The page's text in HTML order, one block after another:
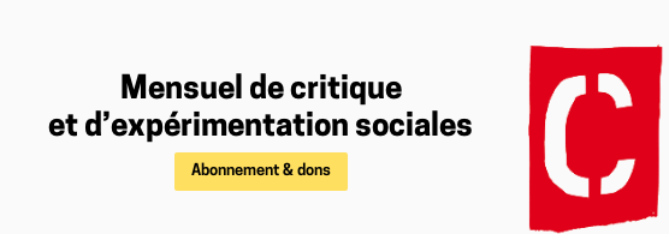
Mensuel de critique
et d’expérimentation sociales
Abonnement & dons